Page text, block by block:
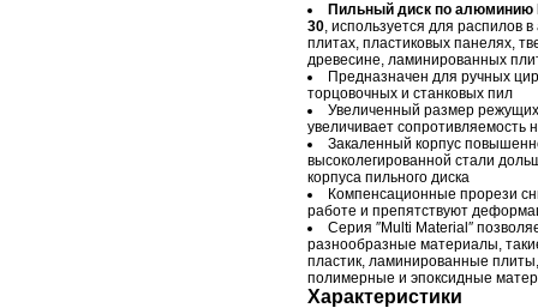
Пильный диск по алюминию
30, используется для распилов
плитах, пластиковых панелях,
древесине, ламинированных
Предназначен для ручных
торцовочных и станковых пил
Увеличенный размер
увеличивает сопротивляемость
Закаленный корпус
высоколегированной стали
корпуса пильного диска
Компенсационные прорези
работе и препятствуют
Серия ″Multi Material″
разнообразные материалы,
пластик, ламинированные
полимерные и эпоксидные
Характеристики